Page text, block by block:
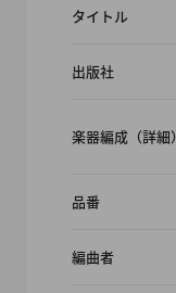
タイトル
出版社
楽器編成（詳細）
品番
編曲者